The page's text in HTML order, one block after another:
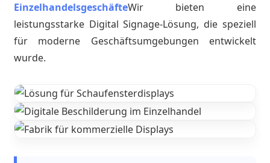
EinzelhandelsgeschäfteWir bieten eine
leistungsstarke Digital Signage-Lösung, die speziell
für moderne Geschäftsumgebungen entwickelt
wurde.